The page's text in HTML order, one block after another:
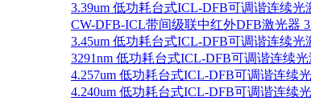
3.39um 低功耗台式ICL-DFB可调谐连续光
CW-DFB-ICL带间级联中红外DFB激光器
3.45um 低功耗台式ICL-DFB可调谐连续光
3291nm 低功耗台式ICL-DFB可调谐连续
4.257um 低功耗台式ICL-DFB可调谐连续
4.240um 低功耗台式ICL-DFB可调谐连续